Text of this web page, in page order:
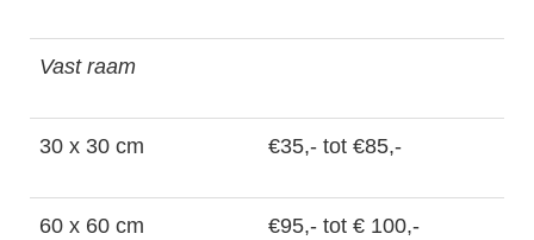
Vast raam
30 x 30 cm €35,- tot €85,-
60 x 60 cm €95,- tot € 100,-